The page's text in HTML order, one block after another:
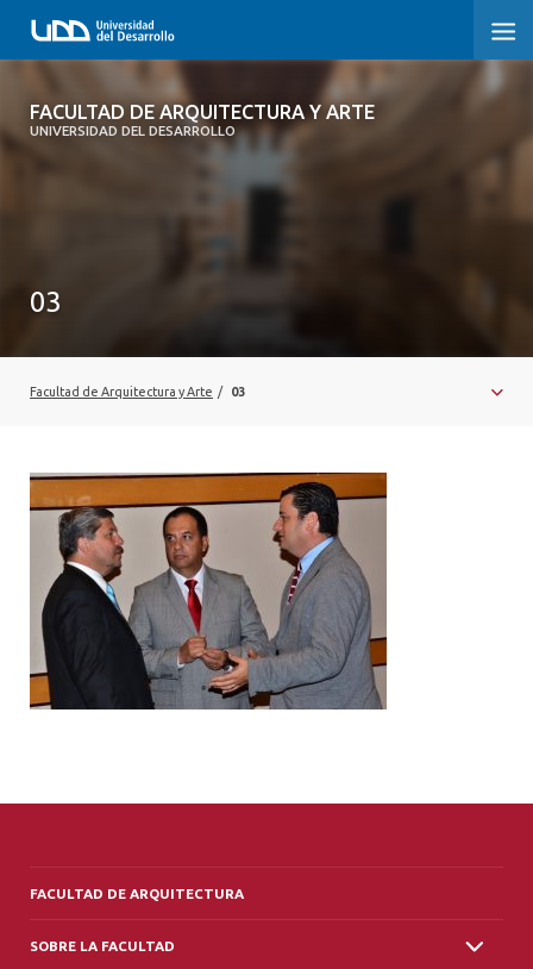
FACULTAD DE ARQUITECTURA Y ARTE
UNIVERSIDAD DEL DESARROLLO
FACULTAD DE ARQUITECTURA Y ARTE
VINCULACIÓN CON EL MEDIO
ALUMNI
PLATAFORMA VUT
03
Facultad de Arquitectura y Arte / 03
FACULTAD DE ARQUITECTURA
SOBRE LA FACULTAD